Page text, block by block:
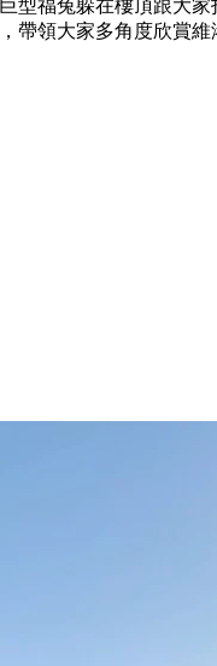
型福兔躲在樓頂跟大
帶領大家多角度欣賞維